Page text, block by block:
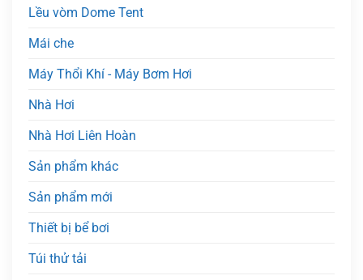
Lều vòm Dome Tent
Mái che
Máy Thổi Khí - Máy Bơm Hơi
Nhà Hơi
Nhà Hơi Liên Hoàn
Sản phẩm khác
Sản phẩm mới
Thiết bị bể bơi
Túi thử tải